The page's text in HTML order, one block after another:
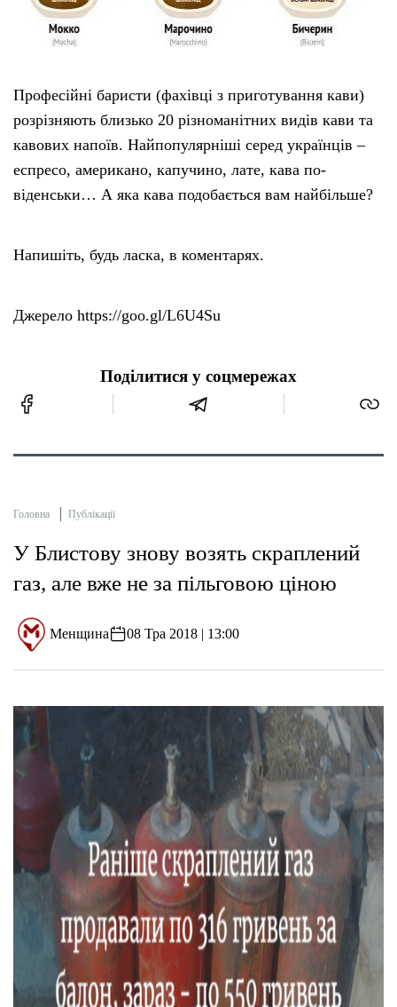
Професійні баристи (фахівці з приготування кави)
розрізняють близько 20 різноманітних видів кави та
кавових напоїв. Найпопулярніші серед українців –
еспресо, американо, капучино, лате, кава по-
віденськи… А яка кава подобається вам найбільше?
Напишіть, будь ласка, в коментарях.
Джерело https://goo.gl/L6U4Su
Поділитися у соцмережах
Головна Публікації
У Блистову знову возять скраплений
газ, але вже не за пільговою ціною
Менщина 08 Тра 2018 | 13:00